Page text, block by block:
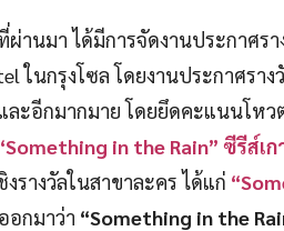
านมา ได้มีการจัดงานประกาศรา
ในกรุงโซล โดยงานประกาศร
ละอีกมากมาย โดยยึดคะแนนโหว
in the Rain” ซีรีส์
รางวัลในสาขาละคร ได้แก่
อกมาว่า “Something in the